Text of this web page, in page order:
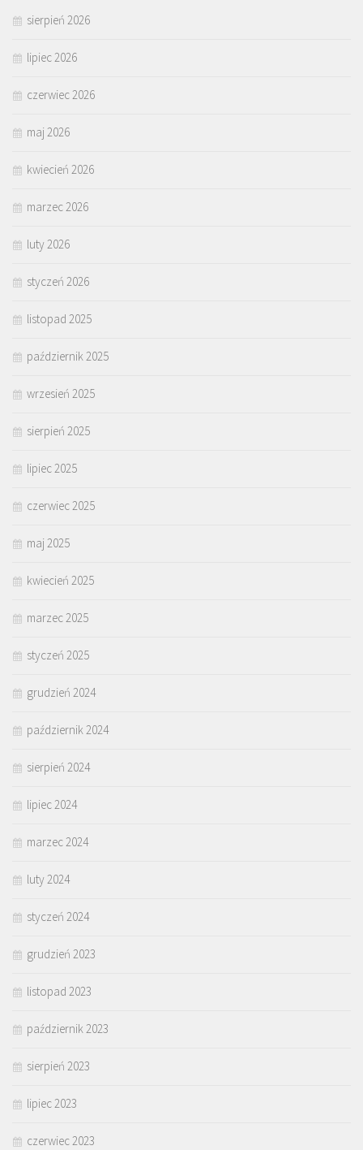
sierpień 2026
lipiec 2026
czerwiec 2026
maj 2026
kwiecień 2026
marzec 2026
luty 2026
styczeń 2026
listopad 2025
październik 2025
wrzesień 2025
sierpień 2025
lipiec 2025
czerwiec 2025
maj 2025
kwiecień 2025
marzec 2025
styczeń 2025
grudzień 2024
październik 2024
sierpień 2024
lipiec 2024
marzec 2024
luty 2024
styczeń 2024
grudzień 2023
listopad 2023
październik 2023
sierpień 2023
lipiec 2023
czerwiec 2023